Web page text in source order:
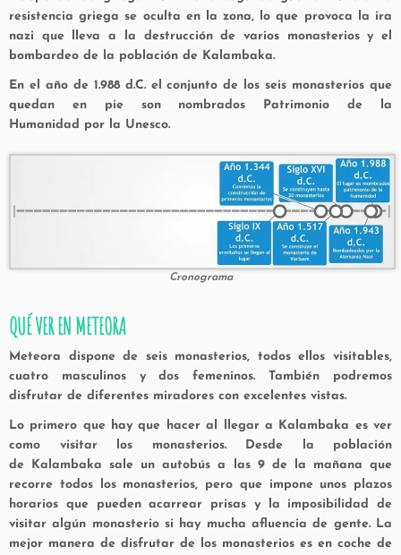
resistencia griega se oculta en la zona, lo que provoca la ira
nazi que lleva a la destrucción de varios monasterios y el
bombardeo de la población de Kalambaka.
En el año de 1.988 d.C. el conjunto de los seis monasterios que
quedan en pie son nombrados
Patrimonio de la
Humanidad por la Unesco.
Cronograma
QUÉ VER EN METEORA
Meteora dispone de seis monasterios, todos ellos visitables,
cuatro masculinos y dos femeninos. También podremos
disfrutar de diferentes miradores con excelentes vistas.
Lo primero que hay que hacer al llegar a Kalambaka es ver
como visitar los monasterios. Desde la población
de
Kalambaka sale un autobús a las 9 de la mañana que
recorre todos los monasterios, pero que impone unos plazos
horarios que pueden acarrear prisas y la imposibilidad de
visitar algún monasterio si hay mucha afluencia de gente. La
mejor manera de disfrutar de los monasterios es en coche de